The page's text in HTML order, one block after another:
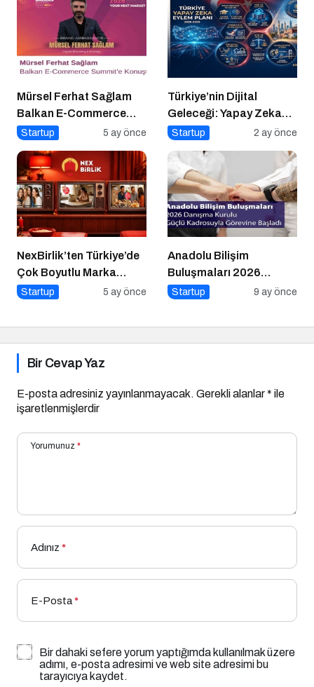
Mürsel Ferhat Sağlam
Balkan E-Commerce
Summit’e Konuştu
Startup 5 ay önce
Türkiye’nin Dijital
Geleceği: Yapay Zeka
Çağında “BİLGE”
Startup 2 ay önce
NexBirlik’ten Türkiye’de
Çok Boyutlu Marka
Hamlesi
Startup 5 ay önce
Anadolu Bilişim
Buluşmaları 2026
Danışma Kurulu Güçlü
Startup 9 ay önce
Bir Cevap Yaz
E-posta adresiniz yayınlanmayacak. Gerekli alanlar* ile
işaretlenmişlerdir
Yorumunuz *
Adınız *
E-Posta*
Bir dahaki sefere yorum yaptığımda kullanılmak üzere
adımı, e-posta adresimi ve web site adresimi bu
tarayıcıya kaydet.